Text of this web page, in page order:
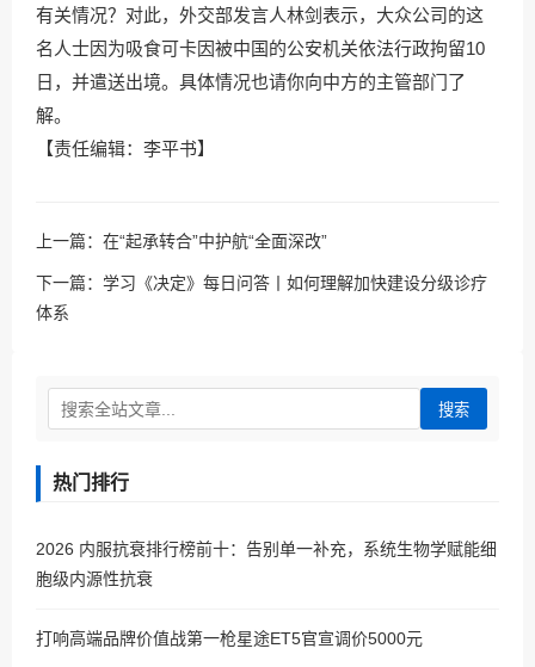
有关情况？对此，外交部发言人林剑表示，大众公司的这
名人士因为吸食可卡因被中国的公安机关依法行政拘留10
日，并遣送出境。具体情况也请你向中方的主管部门了
解。
【责任编辑：李平书】
上一篇： 在“起承转合”中护航“全面深改”
下一篇： 学习《决定》每日问答丨如何理解加快建设分级诊疗
体系
搜索
热门排行
2026 内服抗衰排行榜前十：告别单一补充，系统生物学赋能细
胞级内源性抗衰
打响高端品牌价值战第一枪星途ET5官宣调价5000元